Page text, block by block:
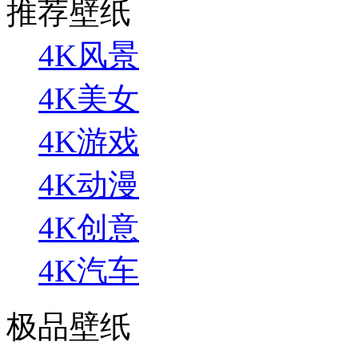
推荐壁纸
4K风景
4K美女
4K游戏
4K动漫
4K创意
4K汽车
极品壁纸